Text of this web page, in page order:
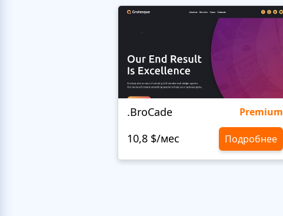
.BroCade Premium
10,8 $/мес Подробнее